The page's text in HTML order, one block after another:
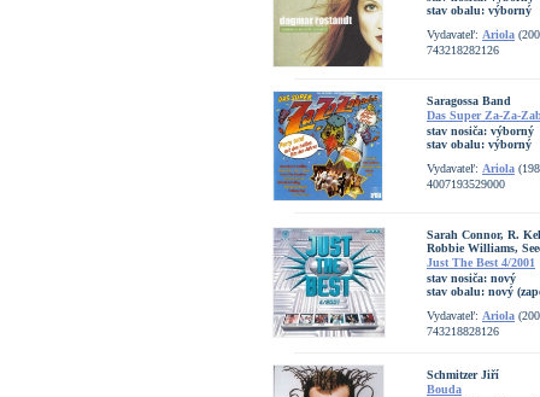
stav obalu: výborný
Vydavateľ: Ariola
743218282126
Saragossa Band
Das Super Za-Za-
stav nosiča: výborný
stav obalu: výborný
Vydavateľ: Ariola
4007193529000
Sarah Connor, R.
Robbie Williams,
Just The Best 4/2001
stav nosiča: nový
stav obalu: nový
Vydavateľ: Ariola
743218828126
Schmitzer Jiří
Bouda